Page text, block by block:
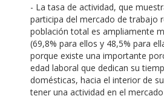
- La tasa de actividad, que
participa del mercado de trabajo
población total es ampliamente
(69,8% para ellos y 48,5% para
porque existe una importante
edad laboral que dedican su
domésticas, hacia el interior de
tener una actividad en el